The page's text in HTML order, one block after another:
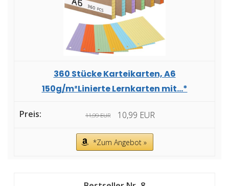
360 Stücke Karteikarten, A6
150g/m²Linierte Lernkarten mit...*
11,99 EUR 10,99 EUR
*Zum Angebot »